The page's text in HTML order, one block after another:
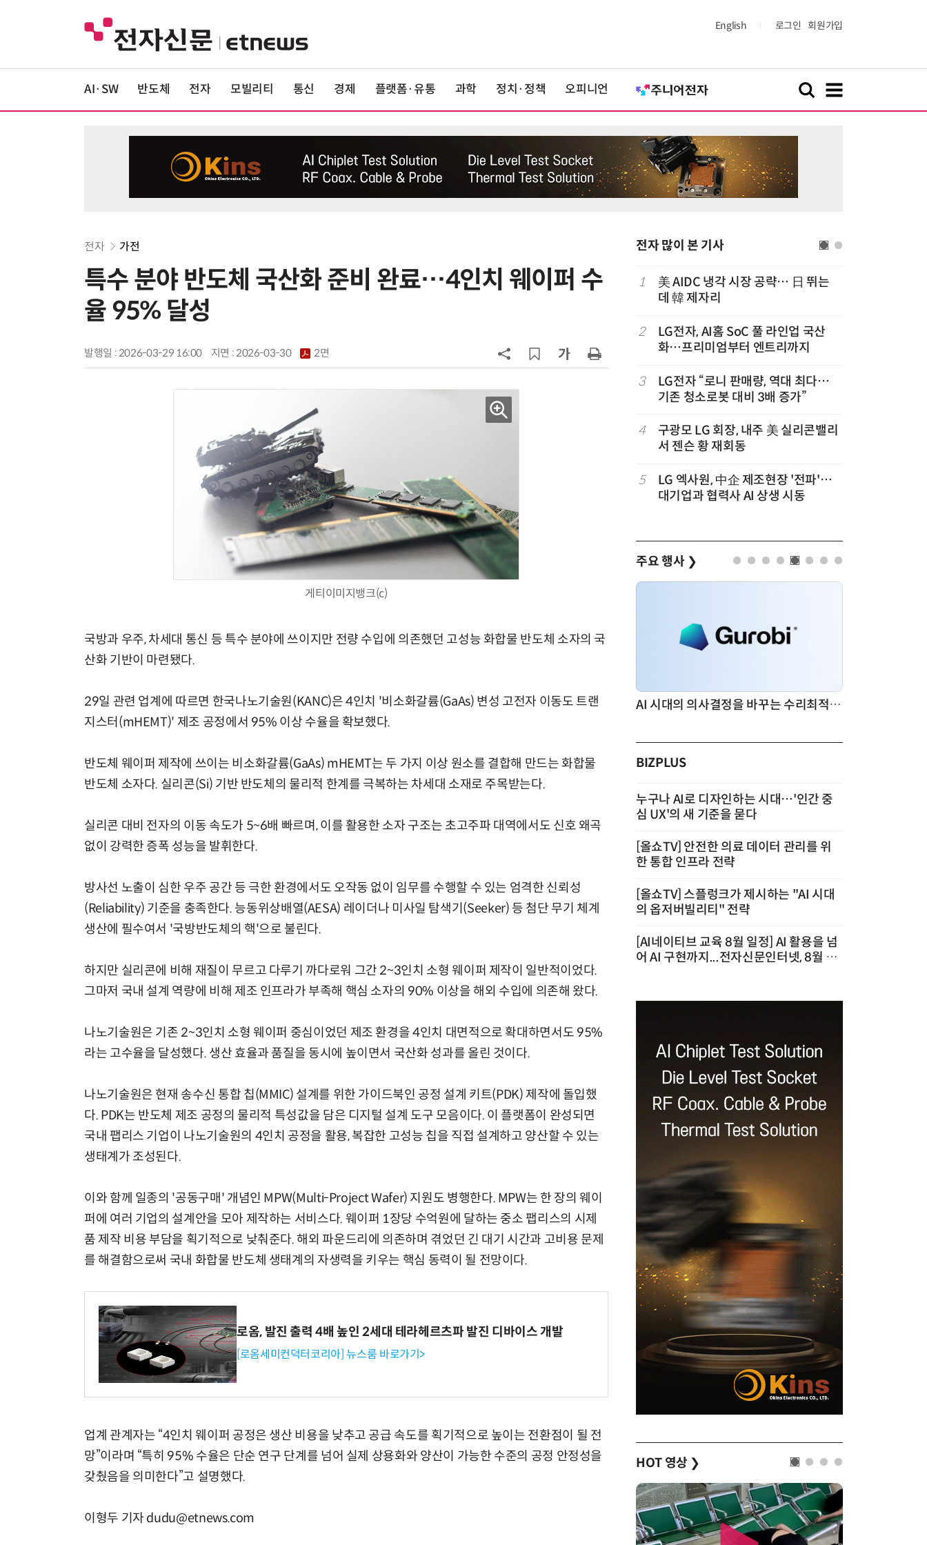
English 로그인 회원가입
AI·SW 반도체 전자 모빌리티 통신 경제 플랫폼·유통 과학 정치·정책 오피니언
전자 가전
특수 분야 반도체 국산화 준비 완료…4인치 웨이퍼 수
율 95% 달성
발행일 : 2026-03-29 16:00 지면 :2026-03-30 2면
게티이미지뱅크(c)
국방과 우주, 차세대 통신 등 특수 분야에 쓰이지만 전량 수입에 의존했던 고성능 화합물 반도체 소자의 국
산화 기반이 마련됐다.
29일 관련 업계에 따르면 한국나노기술원(KANC)은 4인치 '비소화갈륨(GaAs) 변성 고전자 이동도 트랜
지스터(mHEMT)' 제조 공정에서 95% 이상 수율을 확보했다.
반도체 웨이퍼 제작에 쓰이는 비소화갈륨(GaAs) mHEMT는 두 가지 이상 원소를 결합해 만드는 화합물
반도체 소자다. 실리콘(Si) 기반 반도체의 물리적 한계를 극복하는 차세대 소재로 주목받는다.
실리콘 대비 전자의 이동 속도가 5~6배 빠르며, 이를 활용한 소자 구조는 초고주파 대역에서도 신호 왜곡
없이 강력한 증폭 성능을 발휘한다.
방사선 노출이 심한 우주 공간 등 극한 환경에서도 오작동 없이 임무를 수행할 수 있는 엄격한 신뢰성
(Reliability) 기준을 충족한다. 능동위상배열(AESA) 레이더나 미사일 탐색기(Seeker) 등 첨단 무기 체계
생산에 필수여서 '국방반도체의 핵'으로 불린다.
하지만 실리콘에 비해 재질이 무르고 다루기 까다로워 그간 2~3인치 소형 웨이퍼 제작이 일반적이었다.
그마저 국내 설계 역량에 비해 제조 인프라가 부족해 핵심 소자의 90% 이상을 해외 수입에 의존해 왔다.
나노기술원은 기존 2~3인치 소형 웨이퍼 중심이었던 제조 환경을 4인치 대면적으로 확대하면서도 95%
라는 고수율을 달성했다. 생산 효율과 품질을 동시에 높이면서 국산화 성과를 올린 것이다.
나노기술원은 현재 송수신 통합 칩(MMIC) 설계를 위한 가이드북인 공정 설계 키트(PDK) 제작에 돌입했
다. PDK는 반도체 제조 공정의 물리적 특성값을 담은 디지털 설계 도구 모음이다. 이 플랫폼이 완성되면
국내 팹리스 기업이 나노기술원의 4인치 공정을 활용, 복잡한 고성능 칩을 직접 설계하고 양산할 수 있는
생태계가 조성된다.
이와 함께 일종의 '공동구매' 개념인 MPW(Multi-Project Wafer) 지원도 병행한다. MPW는 한 장의 웨이
퍼에 여러 기업의 설계안을 모아 제작하는 서비스다. 웨이퍼 1장당 수억원에 달하는 중소 팹리스의 시제
품 제작 비용 부담을 획기적으로 낮춰준다. 해외 파운드리에 의존하며 겪었던 긴 대기 시간과 고비용 문제
를 해결함으로써 국내 화합물 반도체 생태계의 자생력을 키우는 핵심 동력이 될 전망이다.
로옴, 발진 출력 4배 높인 2세대 테라헤르츠파 발진 디바이스 개발
[로옴세미컨덕터코리아] 뉴스룸 바로가기>
업계 관계자는 “4인치 웨이퍼 공정은 생산 비용을 낮추고 공급 속도를 획기적으로 높이는 전환점이 될 전
망”이라며 “특히 95% 수율은 단순 연구 단계를 넘어 실제 상용화와 양산이 가능한 수준의 공정 안정성을
갖췄음을 의미한다”고 설명했다.
이형두 기자 dudu@etnews.com
전자 많이 본 기사
6
신일전자, '스마트 큐브 멀티탭' 출
전자, 美 B2B 구독 시동
서 TV·모니터 '大戰'
10 [사설] 美 AIDC 냉각 시장, 우리도 현
지 대응을
1
美 AIDC 냉각 시장 공략… 日 뛰는
데 韓 제자리
2
LG전자, AI홈 SoC 풀 라인업 국산
화…프리미엄부터 엔트리까지
3
LG전자 “로니 판매량, 역대 최다…
기존 청소로봇 대비 3배 증가”
4
구광모 LG 회장, 내주 美 실리콘밸리
서 젠슨 황 재회동
5
LG 엑사원, 中企 제조현장 '전파'…
대기업과 협력사 AI 상생 시동
주요 행사 ❯
체계화 된 데이터가 곧 AI 시대의 경쟁력이다 현업에서 바로 쓰는 "하네스 엔지니어링" 실습 교육 AI 시대의 의사결정을 바꾸는 수리최적화(Optimization): 실제 산업 적용 사례와 활용 전략
BIZPLUS
누구나 AI로 디자인하는 시대…'인간 중
심 UX'의 새 기준을 묻다
[올쇼TV] 안전한 의료 데이터 관리를 위
한 통합 인프라 전략
[올쇼TV] 스플렁크가 제시하는 "AI 시대
의 옵저버빌리티" 전략
[AI네이티브 교육 8월 일정] AI 활용을 넘
어 AI 구현까지...전자신문인터넷, 8월 실
HOT 영상 ❯